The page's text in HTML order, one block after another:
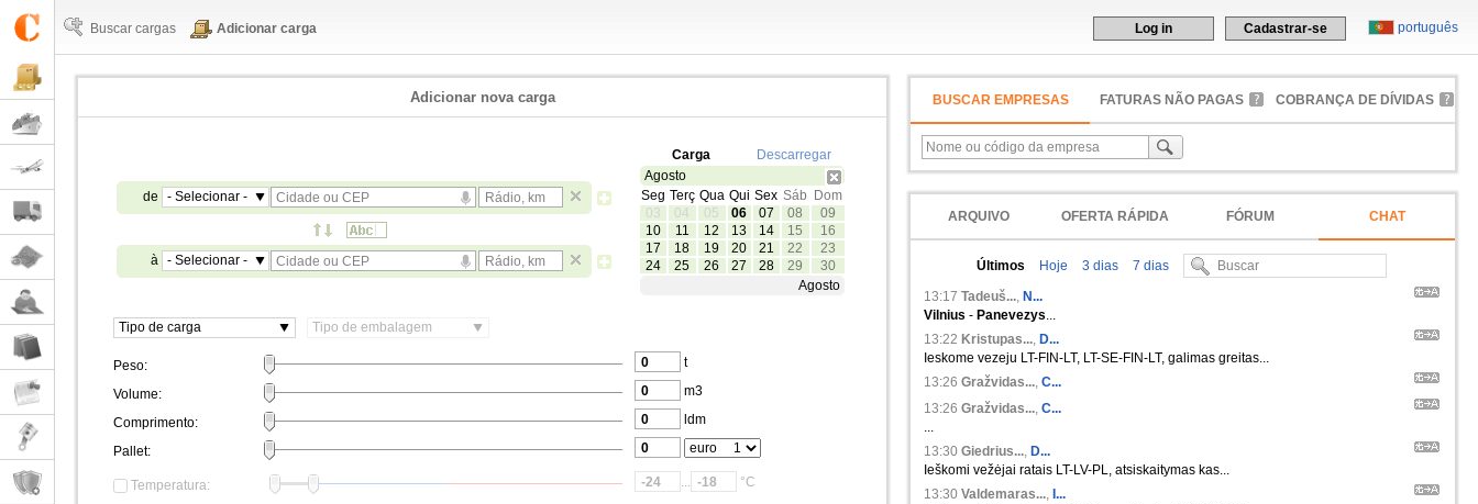
português
Log in Cadastrar-se
Buscar cargas Adicionar carga
Adicionar nova carga
de - Selecionar -
à - Selecionar -
Carga
Descarregar
Agosto
Seg Terç Qua Qui Sex Sáb
Dom
03
04 05 06 07 08
09
10
11 12 13 14 15
16
17
18 19 20 21 22
23
24
25 26 27 28 29
30
Agosto
Tipo de carga Tipo de embalagem
Peso: t
Volume: m3
Comprimento: ldm
Pallet:
Temperatura: °C
BUSCAR EMPRESAS FATURAS NÃO PAGAS COBRANÇA DE DÍVIDAS
ARQUIVO OFERTA RÁPIDA FÓRUM CHAT
Últimos Hoje 3 dias
7 dias
13:17 Tadeuš..., N...
Vilnius - Panevezys...
13:22 Kristupas..., D...
Ieskome vezeju LT-FIN-LT, LT-SE-FIN-LT, galimas greitas...
13:26 Gražvidas..., C...
13:26 Gražvidas..., C...
...
13:30 Giedrius..., D...
Ieškomi vežėjai ratais LT-LV-PL, atsiskaitymas kas...
13:30 Valdemaras..., I...